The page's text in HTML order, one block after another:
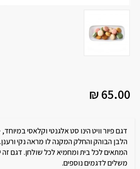
₪ 65.00
דגם פיור וויט הינו סט אלגנטי וקלאסי
הלבן הבוהק והחלק המקנה לו מראה נקי
המתאים לכל בית ומחמיא לכל שולחן. דגם
משלים לדגמים נוספים.